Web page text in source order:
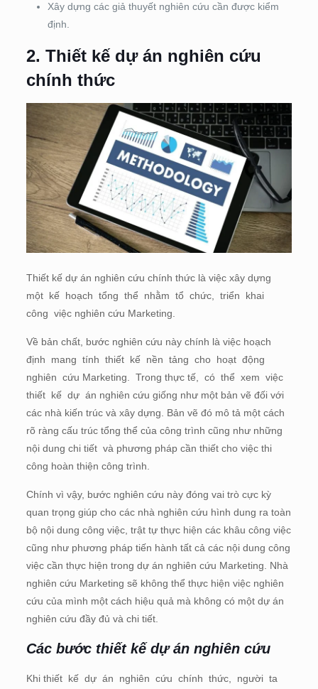
Xây dựng các giả thuyết nghiên cứu cần được kiểm
định.
2. Thiết kế dự án nghiên cứu
chính thức
Thiết kế dự án nghiên cứu chính thức là việc xây dựng
một kế hoạch tổng thể nhằm tổ chức, triển khai
công việc nghiên cứu Marketing.
Về bản chất, bước nghiên cứu này chính là việc hoạch
định mang tính thiết kế nền tảng cho hoạt động
nghiên cứu Marketing. Trong thực tế, có thể xem việc
thiết kế dự án nghiên cứu giống như một bản vẽ đối với
các nhà kiến trúc và xây dựng. Bản vẽ đó mô tả một cách
rõ ràng cấu trúc tổng thể của công trình cũng như những
nội dung chi tiết và phương pháp cần thiết cho việc thi
công hoàn thiện công trình.
Chính vì vậy, bước nghiên cứu này đóng vai trò cực kỳ
quan trọng giúp cho các nhà nghiên cứu hình dung ra toàn
bộ nội dung công việc, trật tự thực hiện các khâu công việc
cũng như phương pháp tiến hành tất cả các nội dung công
việc cần thực hiện trong dự án nghiên cứu Marketing. Nhà
nghiên cứu Marketing sẽ không thể thực hiện việc nghiên
cứu của mình một cách hiệu quả mà không có một dự án
nghiên cứu đầy đủ và chi tiết.
Các bước thiết kế dự án nghiên cứu
Khi thiết kế dự án nghiên cứu chính thức, người ta